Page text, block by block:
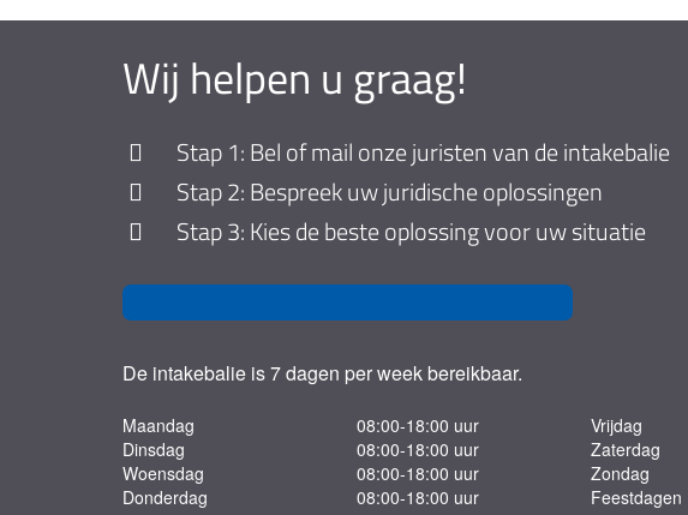
Wij helpen u graag!
Stap 1: Bel of mail onze juristen van de intakebalie
Stap 2: Bespreek uw juridische oplossingen
Stap 3: Kies de beste oplossing voor uw situatie
De intakebalie is 7 dagen per week bereikbaar.
Maandag
Dinsdag
Woensdag
Donderdag
08:00-18:00 uur
08:00-18:00 uur
08:00-18:00 uur
08:00-18:00 uur
Vrijdag
Zaterdag
Zondag
Feestdagen